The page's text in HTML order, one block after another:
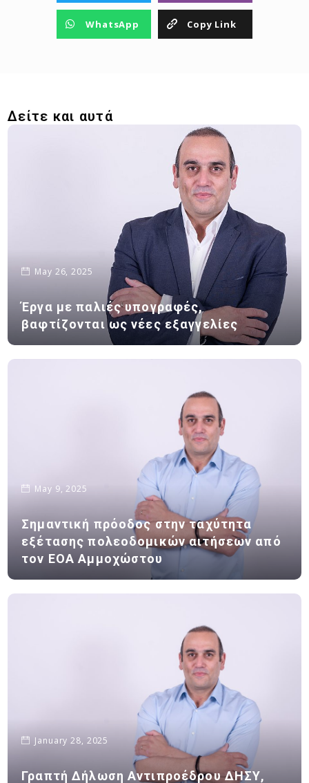
WhatsApp Copy Link
Δείτε και αυτά
May 26, 2025
Έργα με παλιές υπογραφές,
βαφτίζονται ως νέες εξαγγελίες
May 9, 2025
Σημαντική πρόοδος στην ταχύτητα
εξέτασης πολεοδομικών αιτήσεων από
τον ΕΟΑ Αμμοχώστου
January 28, 2025
Γραπτή Δήλωση Αντιπροέδρου ΔΗΣΥ,